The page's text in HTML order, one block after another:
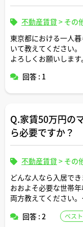
不動産賃貸 > その
東京都における一人
いて教えてください。
よろしくお願いします。
回答 : 1
Q.家賃50万円の
ら必要ですか？
不動産賃貸 > その
どんな人なら入居でき
おおよそ必要な世帯
両方教えてください。
家族構成が何人かに
回答 : 2 ベス